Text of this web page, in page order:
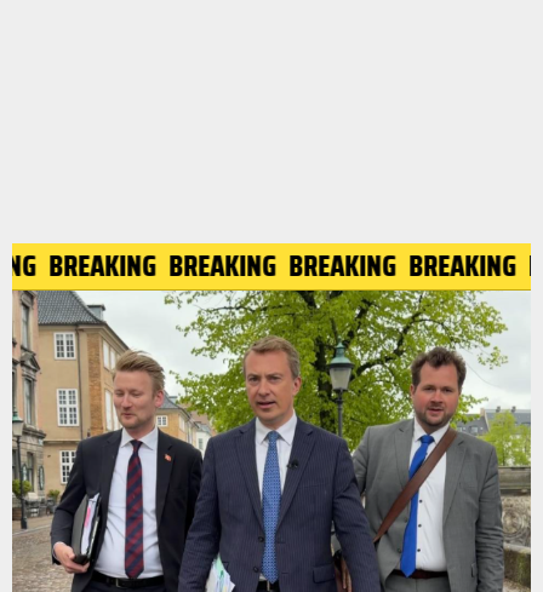
BREAKING BREAKING BREAKING BREAKING